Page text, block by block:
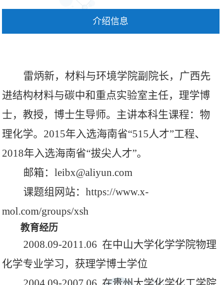
介绍信息
雷炳新，材料与环境学院副院长，广西先
进结构材料与碳中和重点实验室主任，理学博
士，教授，博士生导师。主讲本科生课程：物
理化学。 2015年入选海南省“515人才”工程、
2018年入选海南省“拔尖人才”。
邮箱： leibx@aliyun.com
课题组网站： https://www.x-
mol.com/groups/xsh
教育经历
2008.09-2011.06 在中山大学化学学院物理
化学专业学习，获理学博士学位